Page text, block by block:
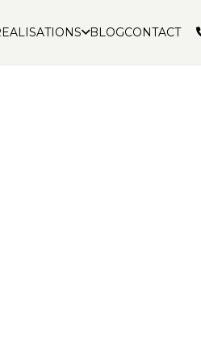
BLOGCONTACT